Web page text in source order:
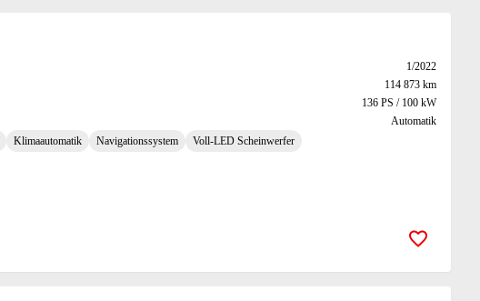
1/2022
114 873 km
136 PS / 100 kW
Automatik
Klimaautomatik Navigationssystem Voll-LED Scheinwerfer
Zur